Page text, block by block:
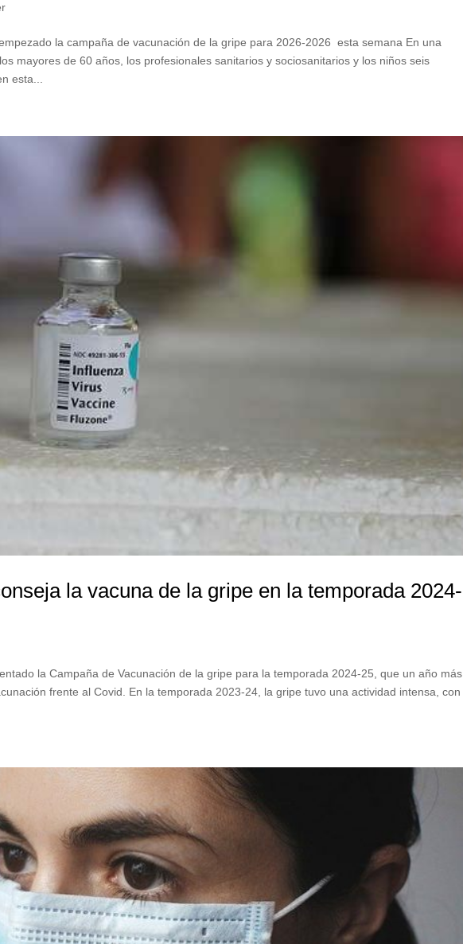
la campaña de vacunación de la gripe para 2026-2026 esta semana En una
mayores de 60 años, los profesionales sanitarios y sociosanitarios y los niños seis
esta...
la vacuna de la gripe en la temporada 2024-
la Campaña de Vacunación de la gripe para la temporada 2024-25, que un año más
frente al Covid. En la temporada 2023-24, la gripe tuvo una actividad intensa, con